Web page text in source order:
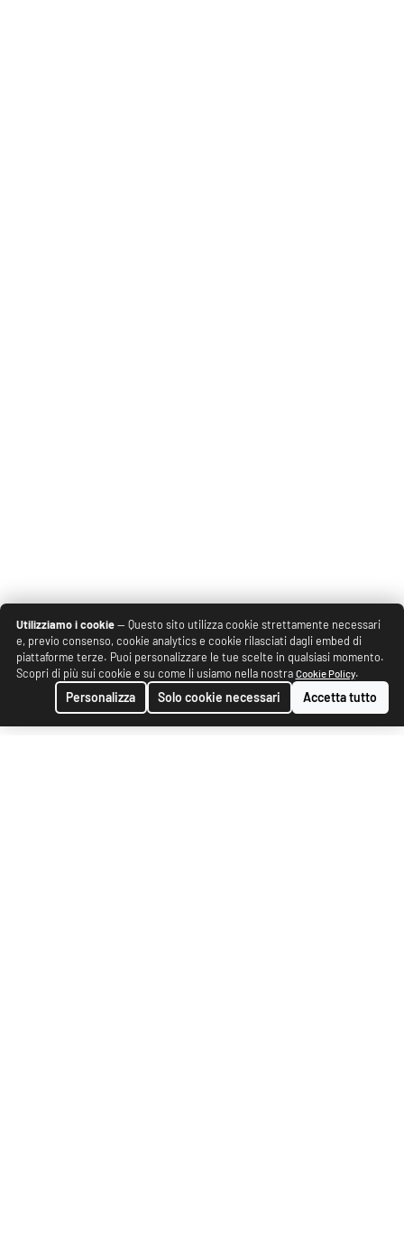
Utilizziamo i cookie— Questo sito utilizza cookie strettamente necessari
e, previo consenso, cookie analytics e cookie rilasciati dagli embed di
piattaforme terze. Puoi personalizzare le tue scelte in qualsiasi momento.
Scopri di più sui cookie e su come li usiamo nella nostra Cookie Policy.
Personalizza Solo cookie necessari Accetta tutto